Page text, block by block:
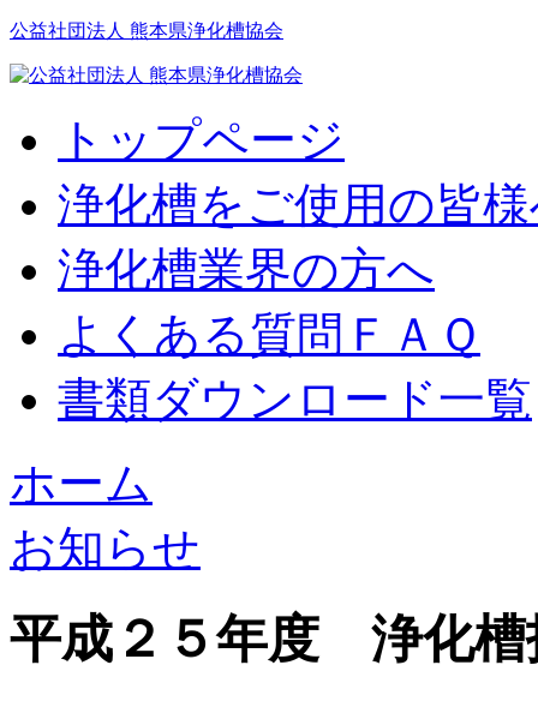
公益社団法人 熊本県浄化槽協会
トップページ
浄化槽をご使用の皆
浄化槽業界の方へ
よくある質問ＦＡＱ
書類ダウンロード一覧
ホーム
お知らせ
平成２５年度 浄化槽